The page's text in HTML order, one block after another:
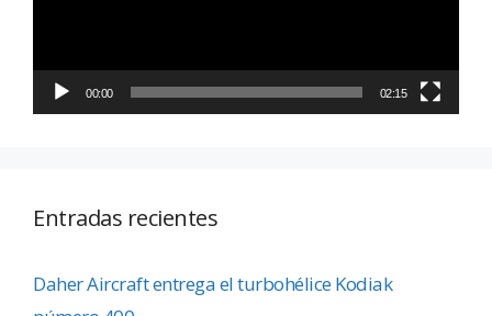
00:00 02:15
Entradas recientes
Daher Aircraft entrega el turbohélice Kodiak